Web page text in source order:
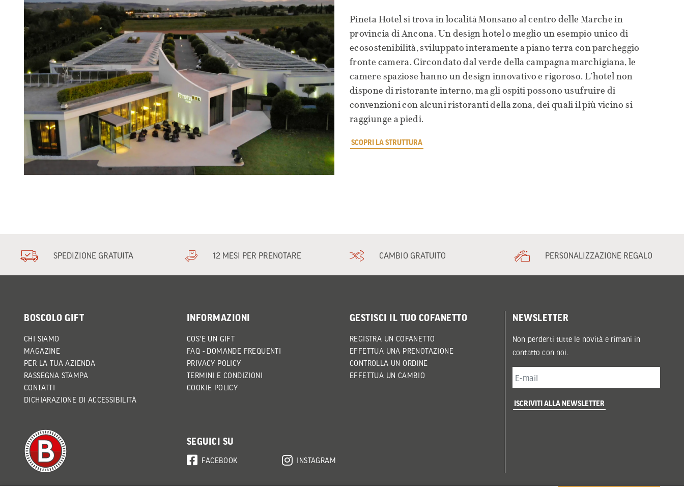
Pineta Hotel si trova in località Monsano al centro delle Marche in
provincia di Ancona. Un design hotel o meglio un esempio unico di
ecosostenibilità, sviluppato interamente a piano terra con parcheggio
fronte camera. Circondato dal verde della campagna marchigiana, le
camere spaziose hanno un design innovativo e rigoroso. L’hotel non
dispone di ristorante interno, ma gli ospiti possono usufruire di
convenzioni con alcuni ristoranti della zona, dei quali il più vicino si
raggiunge a piedi.
SCOPRI LA STRUTTURA
SPEDIZIONE GRATUITA 12 MESI PER PRENOTARE CAMBIO GRATUITO PERSONALIZZAZIONE REGALO
BOSCOLO GIFT
CHI SIAMO
MAGAZINE
PER LA TUA AZIENDA
RASSEGNA STAMPA
CONTATTI
DICHIARAZIONE DI ACCESSIBILITÀ
INFORMAZIONI
COS'È UN GIFT
FAQ - DOMANDE FREQUENTI
PRIVACY POLICY
TERMINI E CONDIZIONI
COOKIE POLICY
GESTISCI IL TUO COFANETTO
REGISTRA UN COFANETTO
EFFETTUA UNA PRENOTAZIONE
CONTROLLA UN ORDINE
EFFETTUA UN CAMBIO
SEGUICI SU
FACEBOOK INSTAGRAM
NEWSLETTER
Non perderti tutte le novità e rimani in
contatto con noi.
ISCRIVITI ALLA NEWSLETTER